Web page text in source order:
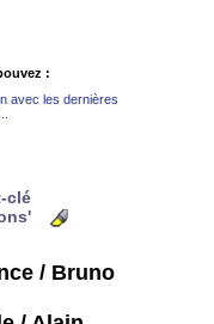
:
avec les dernières
clé
/ Bruno